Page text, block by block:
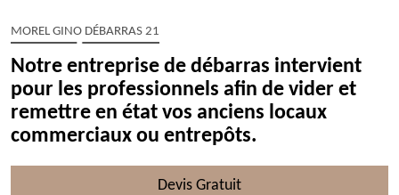
MOREL GINO DÉBARRAS 21
Notre entreprise de débarras intervient
pour les professionnels afin de vider et
remettre en état vos anciens locaux
commerciaux ou entrepôts.
Devis Gratuit